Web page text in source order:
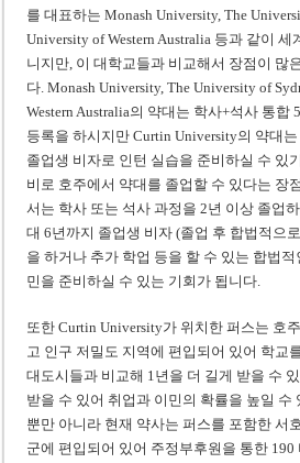
를 대표하는 Monash University, The
University of Western Australia 등과 같이
니지만, 이 대학교들과 비교해서 장점이 많
다. Monash University, The University of
Western Australia의 약대는 학사+석사 통합
등록을 하시지만 Curtin University의 약대
졸업생 비자로 인턴 실습을 준비하실 수 있
비로 호주에서 약대를 졸업할 수 있다는 장
서는 학사 또는 석사 과정을 2년 이상 졸업
대 6년까지 졸업생 비자 (졸업 후 합법적으
을 하거나 추가 학업 등을 할 수 있는 합법
민을 준비하실 수 있는 기회가 됩니다.
또한 Curtin University가 위치한 퍼스는 호
고 인구 저밀도 지역에 편입되어 있어 학교
대도시들과 비교해 1년을 더 길게 받을 수
받을 수 있어 취업과 이민의 확률을 높일 수
뿐만 아니라 현재 약사는 퍼스를 포함한 서
군에 편입되어 있어 주정부후원을 통한 190